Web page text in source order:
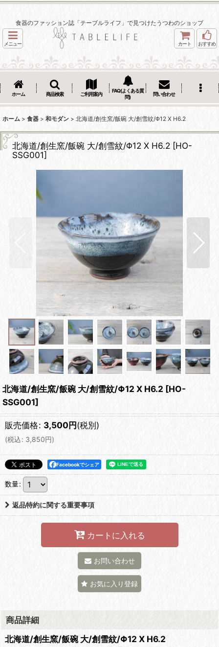
食器のファッション誌「テーブルライフ」で見つけたうつわのショップ
メニュー カート おすすめ
ホーム 商品検索 ご利用案内
FAQ(よくある質
問)
問い合わせ
ホーム > 食器 > 和モダン > 北海道/創生窯/飯碗 大/創雪紋/Φ12 X H6.2
北海道/創生窯/飯碗 大/創雪紋/Φ12 X H6.2 [HO-
SSG001]
北海道/創生窯/飯碗 大/創雪紋/Φ12 X H6.2 [HO-
SSG001]
販売価格: 3,500円(税別)
(税込: 3,850円)
Facebookでシェア
数量:
返品特約に関する重要事項
カートに入れる
お問い合わせ
お気に入り登録
商品詳細
北海道/創生窯/飯碗 大/創雪紋/Φ12 X H6.2